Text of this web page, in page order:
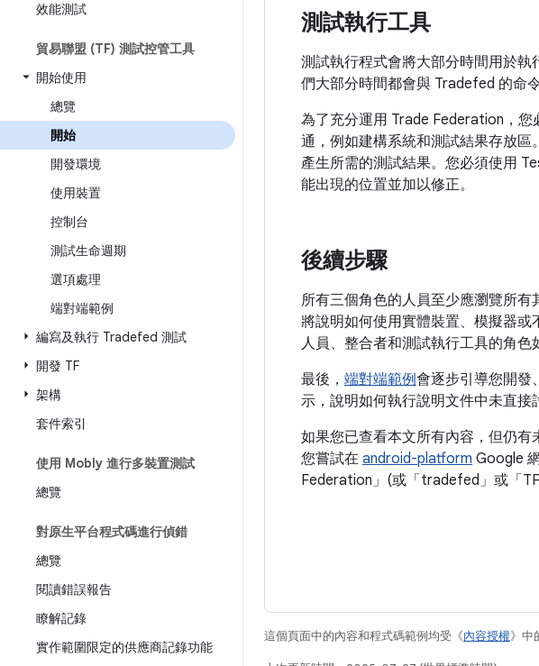
效能測試
貿易聯盟 (TF) 測試控管工具
開始使用
總覽
開始
開發環境
使用裝置
控制台
測試生命週期
選項處理
端對端範例
編寫及執行 Tradefed 測試
開發 TF
架構
套件索引
使用 Mobly 進行多裝置測試
總覽
對原生平台程式碼進行偵錯
總覽
閱讀錯誤報告
瞭解記錄
實作範圍限定的供應商記錄功能
測試執行工具
測試執行程式會將大部分時間用於
們大部分時間都會與 Tradefed 的命
為了充分運用 Trade Federation，
通，例如建構系統和測試結果存放
產生所需的測試結果。您必須使用
能出現的位置並加以修正。
後續步驟
所有三個角色的人員至少應瀏覽所有
將說明如何使用實體裝置、模擬器或
人員、整合者和測試執行工具的角色
最後， 端對端範例會逐步引導您開發
示，說明如何執行說明文件中未直接
如果您已查看本文所有內容，但仍
您嘗試在 android-platform Google
Federation」(或「tradefed」或「TF
這個頁面中的內容和程式碼範例均受《內容授權》中